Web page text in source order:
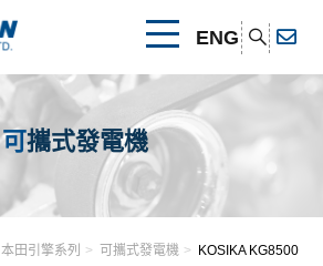
ENG
可攜式發電機
本田引擎系列 可攜式發電機 KOSIKA KG8500